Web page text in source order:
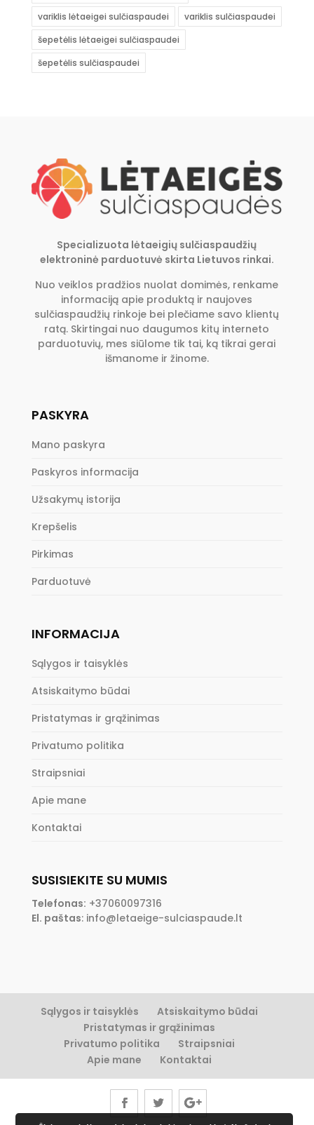
variklis lėtaeigei sulčiaspaudei
variklis sulčiaspaudei
šepetėlis lėtaeigei sulčiaspaudei
šepetėlis sulčiaspaudei
Specializuota lėtaeigių sulčiaspaudžių
elektroninė parduotuvė skirta Lietuvos rinkai.
Nuo veiklos pradžios nuolat domimės, renkame
informaciją apie produktą ir naujoves
sulčiaspaudžių rinkoje bei plečiame savo klientų
ratą. Skirtingai nuo daugumos kitų interneto
parduotuvių, mes siūlome tik tai, ką tikrai gerai
išmanome ir žinome.
PASKYRA
Mano paskyra
Paskyros informacija
Užsakymų istorija
Krepšelis
Pirkimas
Parduotuvė
INFORMACIJA
Sąlygos ir taisyklės
Atsiskaitymo būdai
Pristatymas ir grąžinimas
Privatumo politika
Straipsniai
Apie mane
Kontaktai
SUSISIEKITE SU MUMIS
Telefonas: +37060097316
El. paštas: info@letaeige-sulciaspaude.lt
Sąlygos ir taisyklės
Atsiskaitymo būdai
Pristatymas ir grąžinimas
Privatumo politika
Straipsniai
Apie mane
Kontaktai